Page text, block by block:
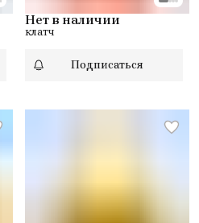
Нет в наличии
клатч
Подписаться